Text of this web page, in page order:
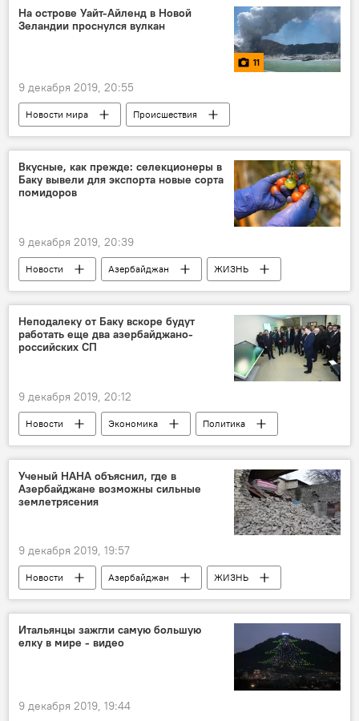
Владимир Зеленский
Ангела Меркель
Эммануэль Макрон
На острове Уайт-Айленд в Новой
Зеландии проснулся вулкан
11
9 декабря 2019, 20:55
Новости мира
Происшествия
ЖИЗНЬ
Новости
Фото
МУЛЬТИМЕДИА
Новая Зеландия
Извержение
Вулкан
Вкусные, как прежде: селекционеры в
Баку вывели для экспорта новые сорта
помидоров
9 декабря 2019, 20:39
Новости Азербайджан
ЖИЗНЬ
Экономика
помидоры
селекция
сорт
экспорт Все о помидорах
Неподалеку от Баку вскоре будут
работать еще два азербайджано-
российских СП
9 декабря 2019, 20:12
Новости Экономика
Политика
Россия
Азербайджан
Россия
Совместное предприятие
Гаджигабул
Ученый НАНА объяснил, где в
Азербайджане возможны сильные
землетрясения
9 декабря 2019, 19:57
Новости Азербайджан
ЖИЗНЬ
НАНА
землетрясение
Итальянцы зажгли самую большую
елку в мире - видео
9 декабря 2019, 19:44